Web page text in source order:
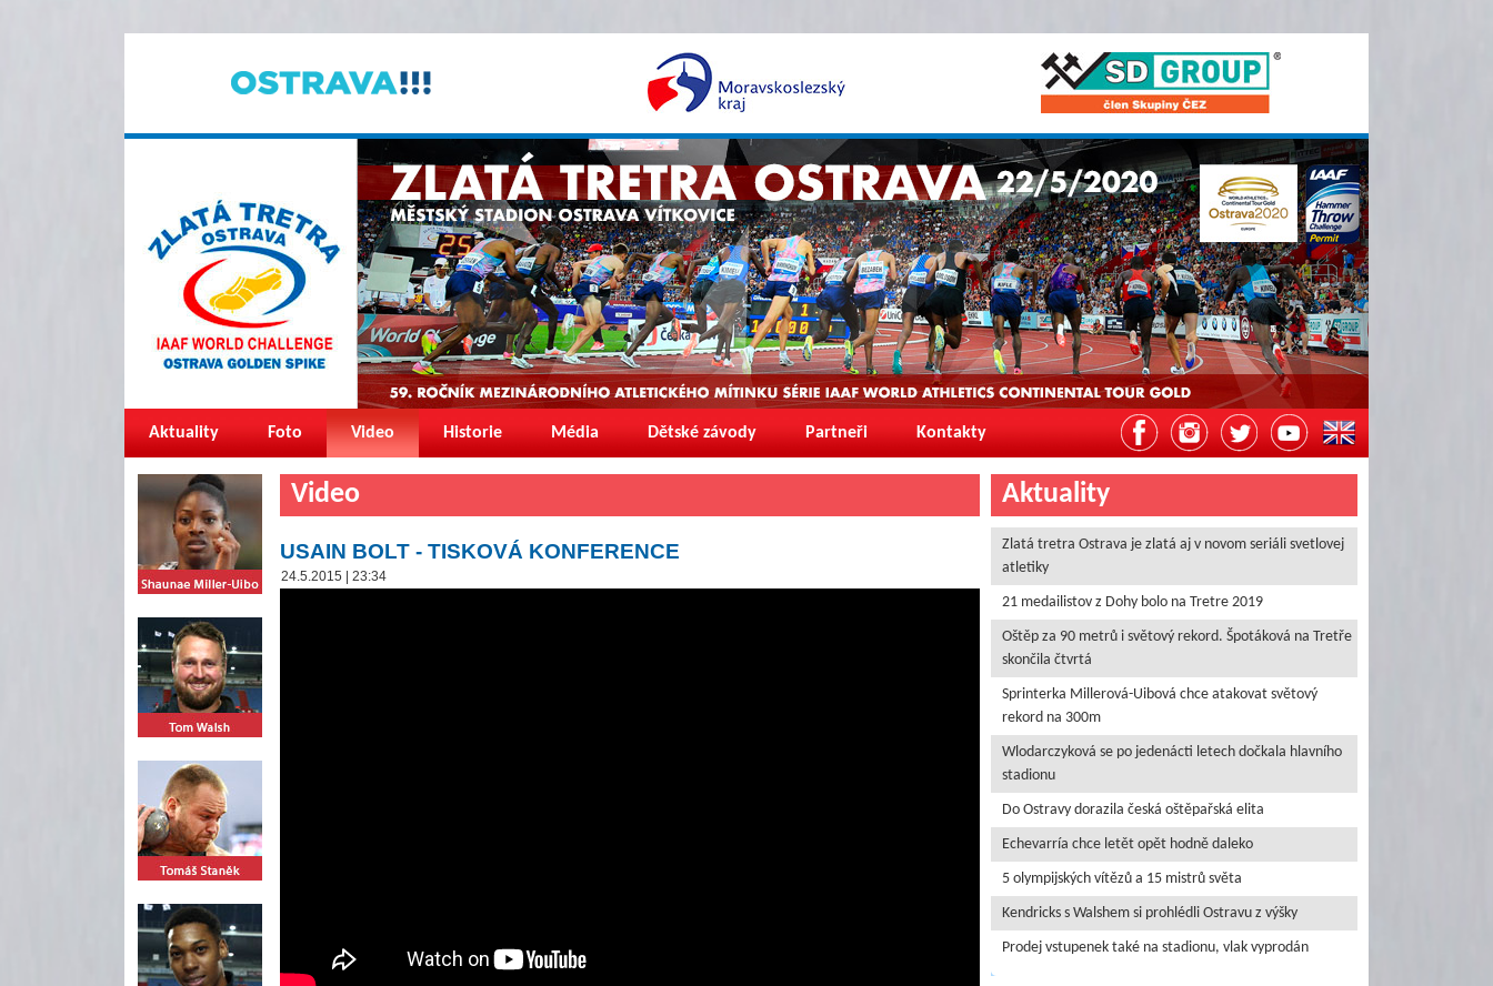
Aktuality Foto Video Historie Média Dětské závody Partneři Kontakty
Video
USAIN BOLT - TISKOVÁ KONFERENCE
24.5.2015 | 23:34
Aktuality
Zlatá tretra Ostrava je zlatá aj v novom seriáli svetlovej
atletiky
21 medailistov z Dohy bolo na Tretre 2019
Oštěp za 90 metrů i světový rekord. Špotáková na Tretře
skončila čtvrtá
Sprinterka Millerová-Uibová chce atakovat světový
rekord na 300m
Wlodarczyková se po jedenácti letech dočkala hlavního
stadionu
Do Ostravy dorazila česká oštěpařská elita
Echevarría chce letět opět hodně daleko
5 olympijských vítězů a 15 mistrů světa
Kendricks s Walshem si prohlédli Ostravu z výšky
Prodej vstupenek také na stadionu, vlak vyprodán